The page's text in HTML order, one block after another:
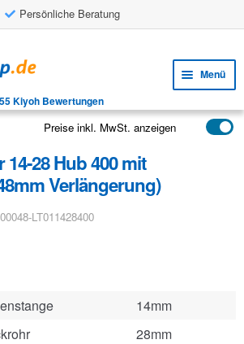
Persönliche Beratung
Menü
Kiyoh Bewertungen
Preise inkl. MwSt. anzeigen
28 Hub 400 mit
Verlängerung)
LT011428400
14mm
28mm